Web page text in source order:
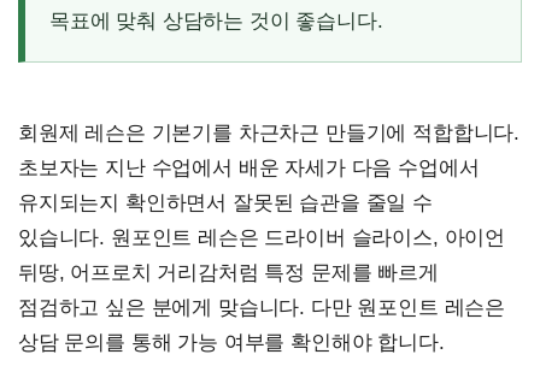
목표에 맞춰 상담하는 것이 좋습니다.
회원제 레슨은 기본기를 차근차근 만들기에 적합합니다.
초보자는 지난 수업에서 배운 자세가 다음 수업에서
유지되는지 확인하면서 잘못된 습관을 줄일 수
있습니다. 원포인트 레슨은 드라이버 슬라이스, 아이언
뒤땅, 어프로치 거리감처럼 특정 문제를 빠르게
점검하고 싶은 분에게 맞습니다. 다만 원포인트 레슨은
상담 문의를 통해 가능 여부를 확인해야 합니다.